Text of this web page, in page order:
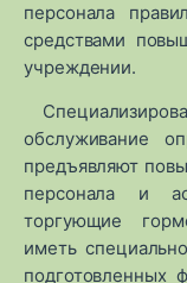
персонала
средствами
учреждении.
обслуживание
предъявляют
персонала и
торгующие
иметь
подготовленных